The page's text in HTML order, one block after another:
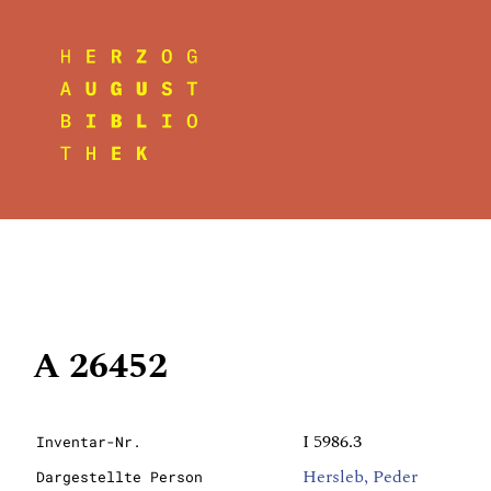
A 26452
Inventar-Nr. I 5986.3
Dargestellte Person Hersleb, Peder